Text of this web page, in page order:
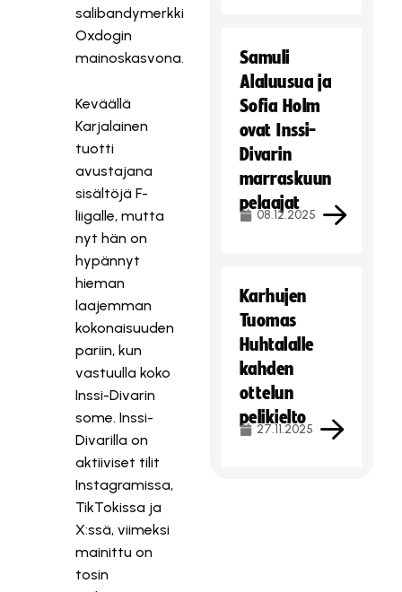
salibandymerkki
Oxdogin
mainoskasvona.
Keväällä
Karjalainen
tuotti
avustajana
sisältöjä F-
liigalle, mutta
nyt hän on
hypännyt
hieman
laajemman
kokonaisuuden
pariin, kun
vastuulla koko
Inssi-Divarin
some. Inssi-
Divarilla on
aktiiviset tilit
Instagramissa,
TikTokissa ja
X:ssä, viimeksi
mainittu on
tosin
Samuli
Alaluusua ja
Sofia Holm
ovat Inssi-
Divarin
marraskuun
pelaajat
08.12.2025
Karhujen
Tuomas
Huhtalalle
kahden
ottelun
pelikielto
27.11.2025